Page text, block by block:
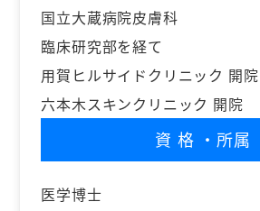
国立大蔵病院皮膚科
臨床研究部を経て
用賀ヒルサイドクリニック 開院
六本木スキンクリニック 開院
資格 ・所属
医学博士